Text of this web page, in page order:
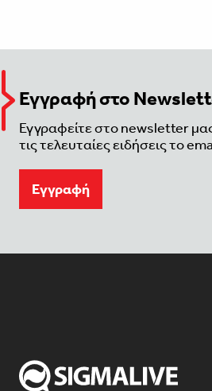
Εγγραφή στο
Εγγραφείτε στο newsletter
τις τελευταίες ειδήσεις το
Eγγραφή